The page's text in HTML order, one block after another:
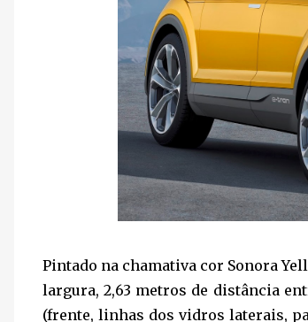
Pintado na chamativa cor Sonora
largura, 2,63 metros de distância
(frente, linhas dos vidros laterais,